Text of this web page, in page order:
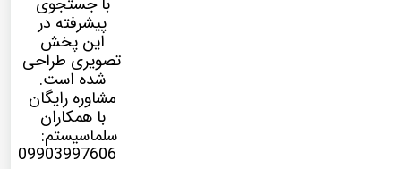
پیشرفته در
این پخش
تصویری طراحی
شده است.
مشاوره رایگان
با همکاران
سلماسیستم:
09903997606